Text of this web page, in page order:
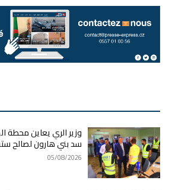
وزير الري يعاين محطة
سد بني هارون لصالح ستة
05/08/2026